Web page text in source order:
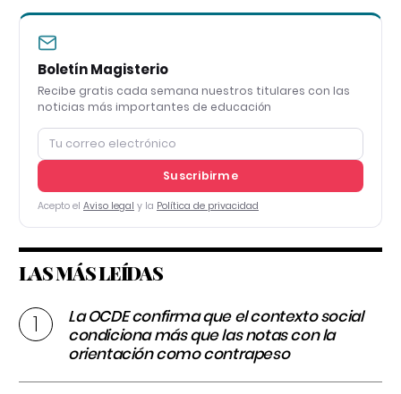
Boletín Magisterio
Recibe gratis cada semana nuestros titulares con las
noticias más importantes de educación
Suscribirme
Acepto el Aviso legal y la Política de privacidad
LAS MÁS LEÍDAS
La OCDE confirma que el contexto social
condiciona más que las notas con la
orientación como contrapeso